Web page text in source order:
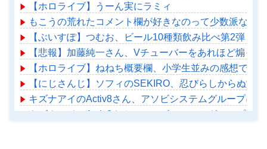
【ホロライブ】うーん実にラミィ
もこうの荒れたコメント欄が好きなのって少数派なの
【ぶいすぽ】つむお、ビール10種類飲み比べ第2弾！
【悲報】加藤純一さん、Vチューバーをあれほど煽っ
【ホロライブ】ねねち概要欄、小学生並みの感想で草
【にじさんじ】ソフィのSEKIRO、忍びらしからぬ堂
キズナアイのActiv8さん、アソビシステムグループに
キズナアイのActiv8さん、アソビシステムグループに